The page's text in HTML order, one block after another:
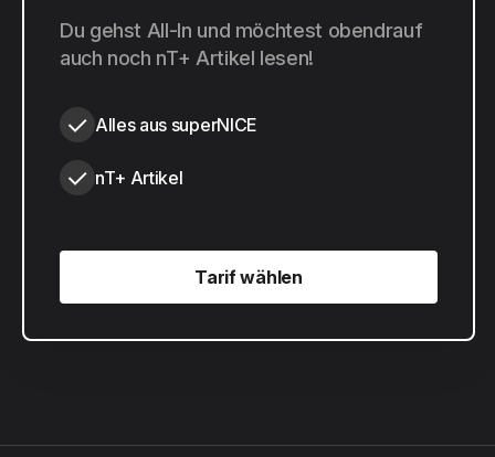
20 $ pro Jahr
Du gehst All-In und möchtest obendrauf
auch noch nT+ Artikel lesen!
Alles aus superNICE
nT+ Artikel
Tarif wählen
Tarif wählen